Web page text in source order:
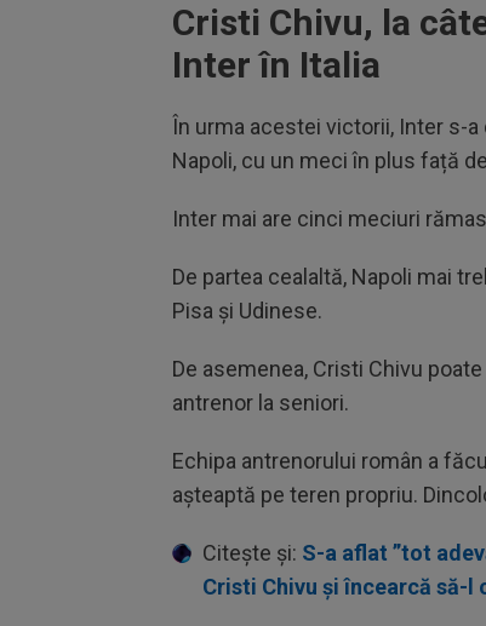
Cristi Chivu, la
Inter în Italia
În urma acestei victorii, Inter s-
Napoli, cu un meci în plus față
Inter mai are cinci meciuri
De partea cealaltă, Napoli mai
Pisa și Udinese.
De asemenea, Cristi Chivu
antrenor la seniori.
Echipa antrenorului român a
așteaptă pe teren propriu.
Citește și: S-a aflat ”tot
Cristi Chivu și încearcă să-l